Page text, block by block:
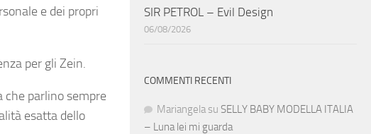
e dei propri
per gli Zein.
che parlino sempre
esatta dello
SIR PETROL – Evil Design
06/08/2026
COMMENTI RECENTI
Mariangela su SELLY BABY MODELLA ITALIA
– Luna lei mi guarda